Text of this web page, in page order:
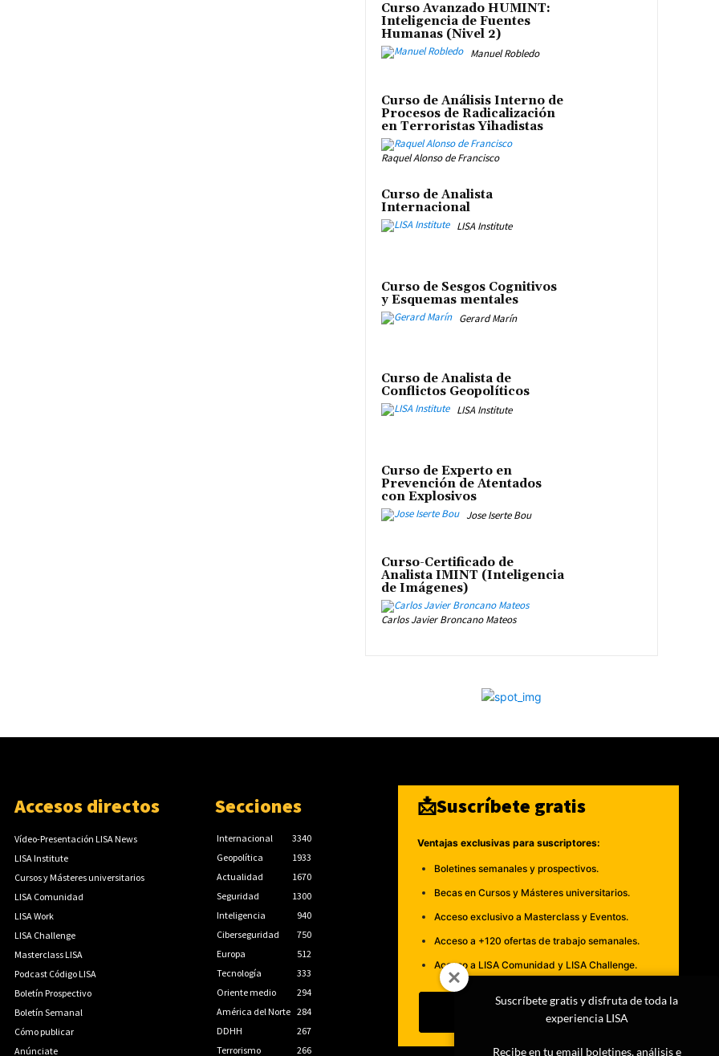
Curso Avanzado HUMINT:
Inteligencia de Fuentes
Humanas (Nivel 2)
Manuel Robledo
Curso de Análisis Interno de
Procesos de Radicalización
en Terroristas Yihadistas
Raquel Alonso de Francisco
Curso de Analista
Internacional
LISA Institute
Curso de Sesgos Cognitivos
y Esquemas mentales
Gerard Marín
Curso de Analista de
Conflictos Geopolíticos
LISA Institute
Curso de Experto en
Prevención de Atentados
con Explosivos
Jose Iserte Bou
Curso-Certificado de
Analista IMINT (Inteligencia
de Imágenes)
Carlos Javier Broncano Mateos
Accesos directos
Vídeo-Presentación LISA News
LISA Institute
Cursos y Másteres universitarios
LISA Comunidad
LISA Work
LISA Challenge
Masterclass LISA
Podcast Código LISA
Boletín Prospectivo
Boletín Semanal
Cómo publicar
Anúnciate
Secciones
Internacional
3340
Geopolítica
1933
Actualidad
1670
Seguridad
1300
Inteligencia
940
Ciberseguridad
750
Europa
512
Tecnología
333
Oriente medio
294
América del Norte 284
DDHH
267
Terrorismo
266
📩Suscríbete gratis
Ventajas exclusivas para suscriptores:
Boletines semanales y prospectivos.
Becas en Cursos y Másteres universitarios.
Acceso exclusivo a Masterclass y Eventos.
Acceso a +120 ofertas de trabajo semanales.
Acceso a LISA Comunidad y LISA Challenge.
Suscribirme
Suscríbete gratis y disfruta de toda la
experiencia LISA
Recibe en tu email boletines, análisis e